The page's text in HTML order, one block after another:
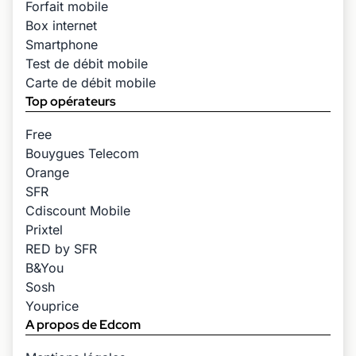
Forfait mobile
Box internet
Smartphone
Test de débit mobile
Carte de débit mobile
Top opérateurs
Free
Bouygues Telecom
Orange
SFR
Cdiscount Mobile
Prixtel
RED by SFR
B&You
Sosh
Youprice
A propos de Edcom